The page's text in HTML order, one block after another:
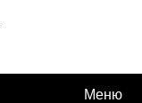
Меню